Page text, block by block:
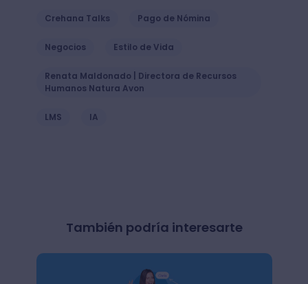
Crehana Talks Pago de Nómina
Negocios Estilo de Vida
Renata Maldonado | Directora de Recursos
Humanos Natura Avon
LMS IA
También podría interesarte